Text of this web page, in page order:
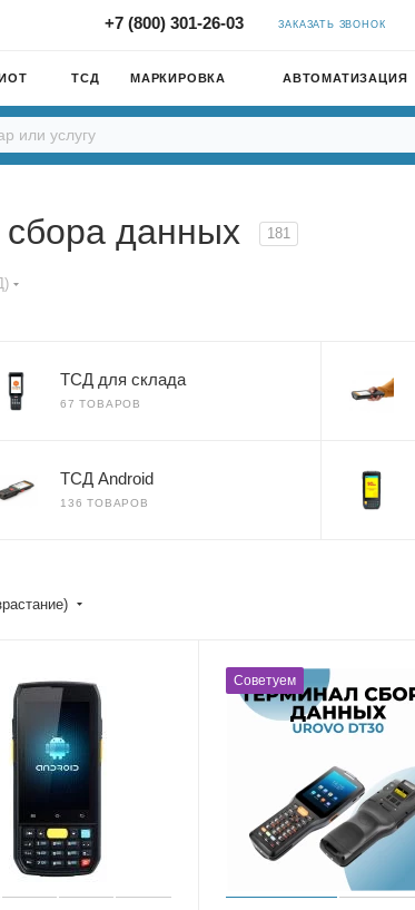
+7 (800) 301-26-03 ЗАКАЗАТЬ ЗВОНОК
ТСД МАРКИРОВКА АВТОМАТИЗАЦИЯ
данных 181
ТСД для склада
67 ТОВАРОВ
ТСД Android
136 ТОВАРОВ
Советуем